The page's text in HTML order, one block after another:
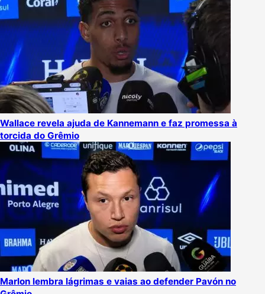
Wallace revela ajuda de Kannemann e faz promessa à
torcida do Grêmio
Marlon lembra lágrimas e vaias ao defender Pavón no